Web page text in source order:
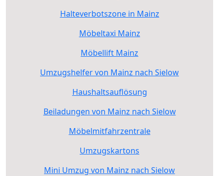
Halteverbotszone in Mainz
Möbeltaxi Mainz
Möbellift Mainz
Umzugshelfer von Mainz nach Sielow
Haushaltsauflösung
Beiladungen von Mainz nach Sielow
Möbelmitfahrzentrale
Umzugskartons
Mini Umzug von Mainz nach Sielow